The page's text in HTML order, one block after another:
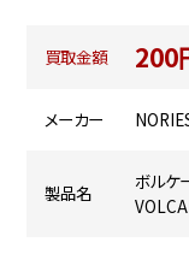
買取金額 200
メーカー
製品名
ボルケ